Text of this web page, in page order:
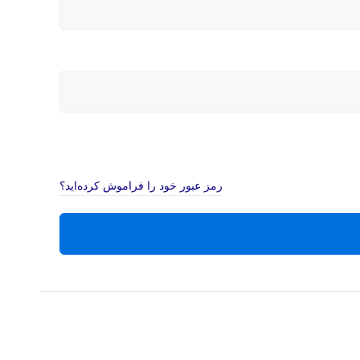
رمز عبور خود را فراموش کرده‌اید؟